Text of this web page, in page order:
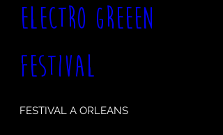
ELECTRO GREEEN
FESTIVAL
FESTIVAL A ORLEANS